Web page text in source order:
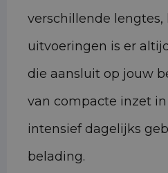
verschillende lengtes,
uitvoeringen is er
die aansluit op jouw
van compacte inzet
intensief dagelijks
belading.